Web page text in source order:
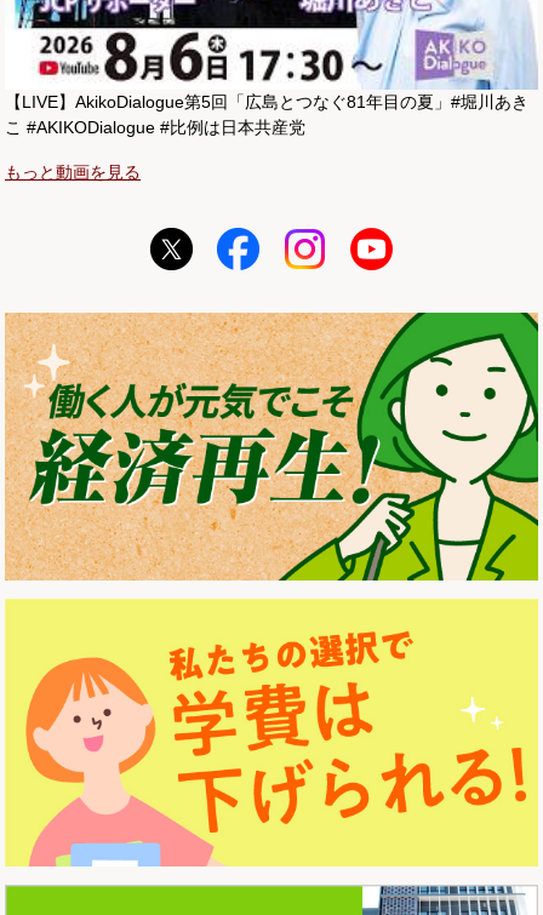
【LIVE】AkikoDialogue第5回「広島とつなぐ81年目の夏」#堀川あき
こ #AKIKODialogue #比例は日本共産党
もっと動画を見る